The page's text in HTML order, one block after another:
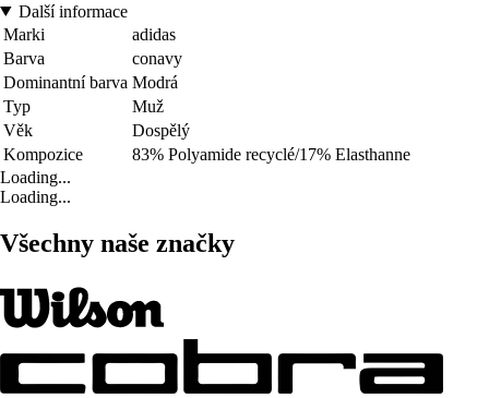
Další informace
Marki
adidas
Barva
conavy
Dominantní barva Modrá
Typ
Muž
Věk
Dospělý
Kompozice
83% Polyamide recyclé/17% Elasthanne
Loading...
Loading...
Všechny naše značky